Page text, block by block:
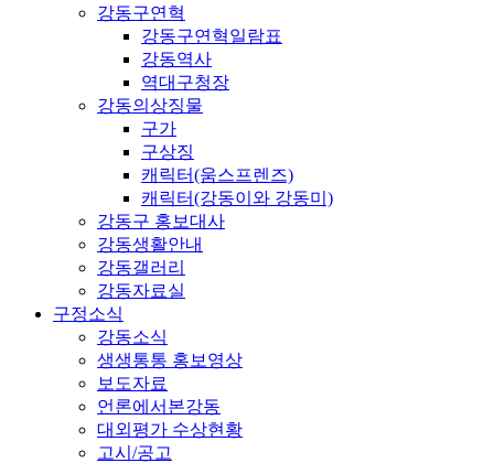
강동구연혁
강동구연혁일람표
강동역사
역대구청장
강동의상징물
구가
구상징
캐릭터(움스프렌즈)
캐릭터(강동이와 강동미)
강동구 홍보대사
강동생활안내
강동갤러리
강동자료실
구정소식
강동소식
생생통통 홍보영상
보도자료
언론에서본강동
대외평가 수상현황
고시/공고